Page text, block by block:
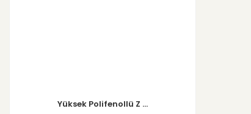
Yüksek Polifenollü Z ...